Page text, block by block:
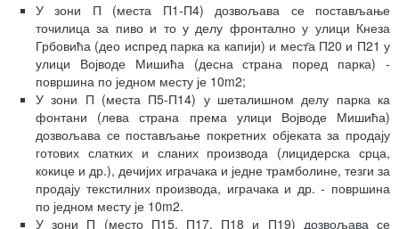
У зони П (места П1-П4) дозвољава се постављање
точилица за пиво и то у делу фронтално у улици Кнеза
Грбовића (део испред парка ка капији) и мест̄а П20 и П21 у
улици Војводе Мишића (десна страна поред парка) -
површина по једном месту је 10m2;
У зони П (места П5-П14) у шеталишном делу парка ка
фонтани (лева страна према улици Војводе Мишића)
дозвољава се постављање покретних објеката за продају
готових слатких и сланих производа (лицидерска срца,
кокице и др.), дечијих играчака и једне трамболине, тезги за
продају текстилних производа, играчака и др. - површина
по једном месту је 10m2.
У зони П (место П15, П17, П18 и П19) дозвољава се